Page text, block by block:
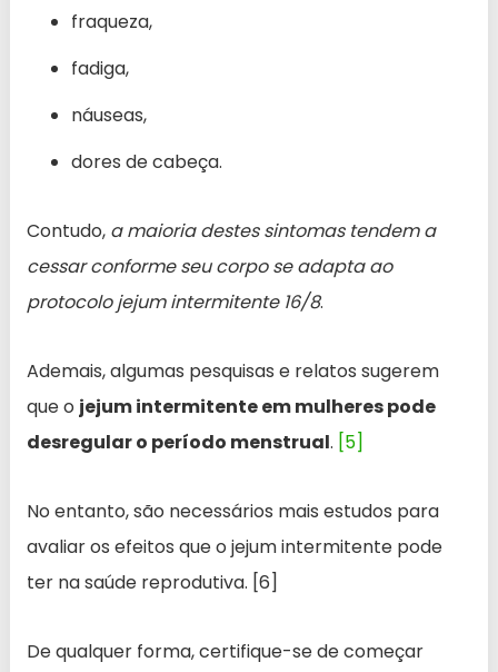
fraqueza,
fadiga,
náuseas,
dores de cabeça.
Contudo, a maioria destes sintomas tendem a
cessar conforme seu corpo se adapta ao
protocolo jejum intermitente 16/8.
Ademais, algumas pesquisas e relatos sugerem
que o jejum intermitente em mulheres pode
desregular o período menstrual. [5]
No entanto, são necessários mais estudos para
avaliar os efeitos que o jejum intermitente pode
ter na saúde reprodutiva. [6]
De qualquer forma, certifique-se de começar